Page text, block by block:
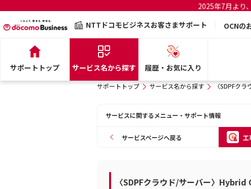
2025年7月より
NTTドコモビジネスお客さまサポート
OCNの
サポートトップ サービス名から探す 履歴・お気に入り
サポートトップ サービス名から探す 〈SDPFク
サービスに関するメニュー・サポート情報
サービスページへ戻る 工
〈SDPFクラウド/サーバー〉